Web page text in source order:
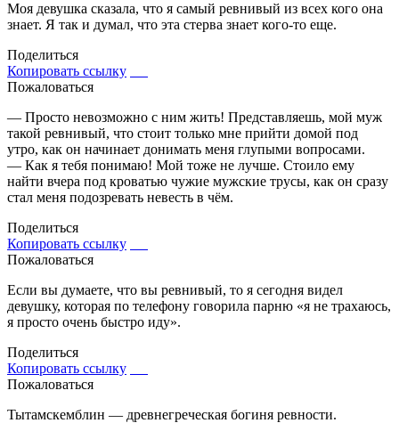
Моя девушка сказала, что я самый ревнивый из всех кого она
знает. Я так и думал, что эта стерва знает кого-то еще.
Поделиться
Копировать ссылку
Пожаловаться
— Просто невозможно с ним жить! Представляешь, мой муж
такой ревнивый, что стоит только мне прийти домой под
утро, как он начинает донимать меня глупыми вопросами.
— Как я тебя понимаю! Мой тоже не лучше. Стоило ему
найти вчера под кроватью чужие мужские трусы, как он сразу
стал меня подозревать невесть в чём.
Поделиться
Копировать ссылку
Пожаловаться
Если вы думаете, что вы ревнивый, то я сегодня видел
девушку, которая по телефону говорила парню «я не трахаюсь,
я просто очень быстро иду».
Поделиться
Копировать ссылку
Пожаловаться
Тытамскемблин — древнегреческая богиня ревности.